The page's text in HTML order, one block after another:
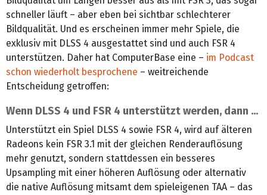
schneller läuft – aber eben bei sichtbar schlechterer
Bildqualität. Und es erscheinen immer mehr Spiele, die
exklusiv mit DLSS 4 ausgestattet sind und auch FSR 4
unterstützen. Daher hat ComputerBase eine – im Podcast
schon wiederholt besprochene – weitreichende
Entscheidung getroffen:
Wenn DLSS 4 und FSR 4 unterstützt werden, dann ...
Unterstützt ein Spiel DLSS 4 sowie FSR 4, wird auf älteren
Radeons kein FSR 3.1 mit der gleichen Renderauflösung
mehr genutzt, sondern stattdessen ein besseres
Upsampling mit einer höheren Auflösung oder alternativ
die native Auflösung mitsamt dem spieleigenen TAA – das